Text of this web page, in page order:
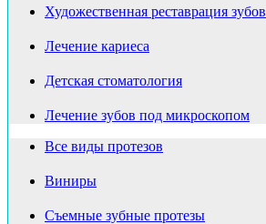
Художественная реставрация зубов
Лечение кариеса
Детская стоматология
Лечение зубов под микроскопом
Все виды протезов
Виниры
Съемные зубные протезы